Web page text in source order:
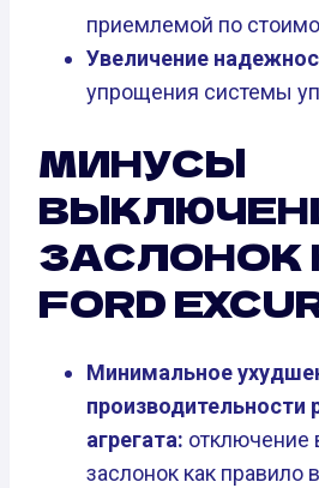
приемлемой по
Увеличение
упрощения системы
МИНУСЫ
ЗАСЛОНОК
FORD
Минимальное
производительности
агрегата: отключение
заслонок как правило